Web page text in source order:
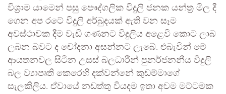
විශ්‍රාම යාමෙන් පසු පෞද්ගලික විදුලි ජනක යන්ත්‍ර මිල දී
ගෙන අප රටේ විදුලි අර්බුදයක් ඇති වන සෑම
අවස්ථාවක දීම වැඩි ගණනට විදුලිය අළෙවි කොට ලාබ
ලබන බවට ද චෝදනා අසන්නට ලැබේ. එබැවින් මේ
ආයතනවල සිටින උසස් බලධාරීන් පුනර්ජනනීය විදුලි
බල ව්‍යාපෘති කෙරෙහි දක්වන්නේ කුඩම්මාගේ
සැලකිලිය. ඒවායේ නඩත්තු වියදම ඉතා අවම මට්ටමක